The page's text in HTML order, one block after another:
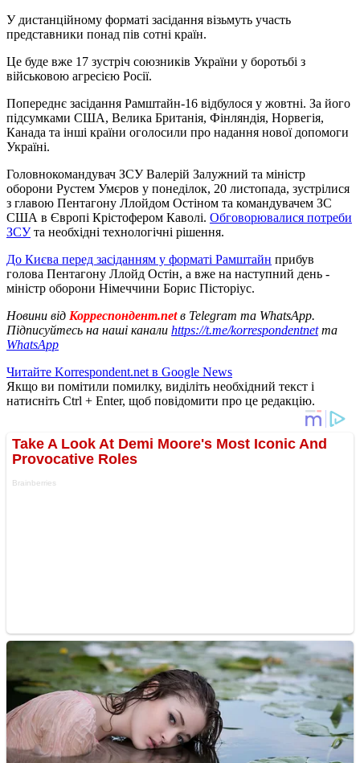
У дистанційному форматі засідання візьмуть участь
представники понад пів сотні країн.
Це буде вже 17 зустріч союзників України у боротьбі з
військовою агресією Росії.
Попереднє засідання Рамштайн-16 відбулося у жовтні. За його
підсумками США, Велика Британія, Фінляндія, Норвегія,
Канада та інші країни оголосили про надання нової допомоги
Україні.
Головнокомандувач ЗСУ Валерій Залужний та міністр
оборони Рустем Умєров у понеділок, 20 листопада, зустрілися
з главою Пентагону Ллойдом Остіном та командувачем ЗС
США в Європі Крістофером Каволі. Обговорювалися потреби
ЗСУта необхідні технологічні рішення.
До Києва перед засіданням у форматі Рамштайн прибув
голова Пентагону Ллойд Остін, а вже на наступний день -
міністр оборони Німеччини Борис Пісторіус.
Новини від Корреспондент.netв Telegram та WhatsApp.
Підписуйтесь на наші канали https://t.me/korrespondentnetта
WhatsApp
Читайте Korrespondent.net в Google News
Якщо ви помітили помилку, виділіть необхідний текст і
натисніть Ctrl + Enter, щоб повідомити про це редакцію.